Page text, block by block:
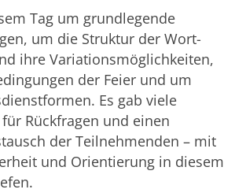
Tag um grundlegende
um die Struktur der Wort-
ihre Variationsmöglichkeiten,
der Feier und um
Es gab viele
Rückfragen und einen
der Teilnehmenden – mit
und Orientierung in diesem